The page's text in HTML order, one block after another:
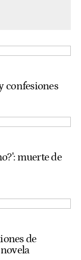
confesiones
muerte de
de